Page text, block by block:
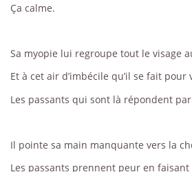
Ça calme.
Sa myopie lui regroupe tout le visage
Et à cet air d’imbécile qu’il se fait pour
Les passants qui sont là répondent
Il pointe sa main manquante vers la
Les passants prennent peur en faisant